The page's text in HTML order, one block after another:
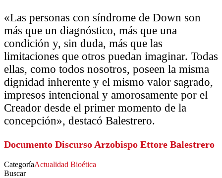
«Las personas con síndrome de Down son
más que un diagnóstico, más que una
condición y, sin duda, más que las
limitaciones que otros puedan imaginar. Todas
ellas, como todos nosotros, poseen la misma
dignidad inherente y el mismo valor sagrado,
impresos intencional y amorosamente por el
Creador desde el primer momento de la
concepción», destacó Balestrero.
Documento Discurso Arzobispo Ettore Balestrero
CategoríaActualidad Bioética
Buscar